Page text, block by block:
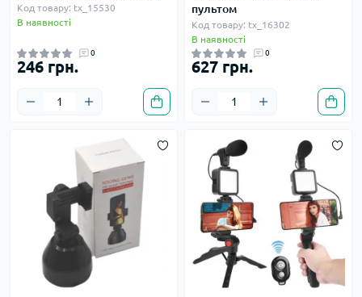
Код товару: tx_15530
В наявності
0
246 грн.
пультом
Код товару: tx_16302
В наявності
0
627 грн.